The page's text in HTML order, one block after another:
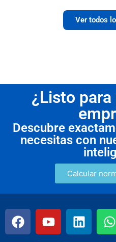
Ver todos
¿Listo
Descubre
necesitas con
Calcular